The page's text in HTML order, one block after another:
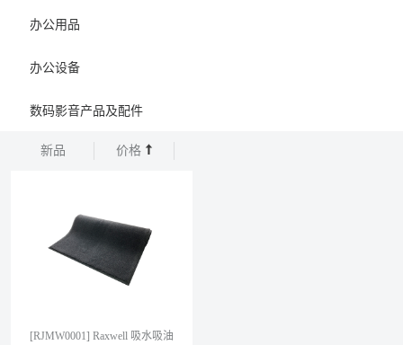
办公用品
办公设备
数码影音产品及配件
新品 价格
[RJMW0001] Raxwell 吸水吸油